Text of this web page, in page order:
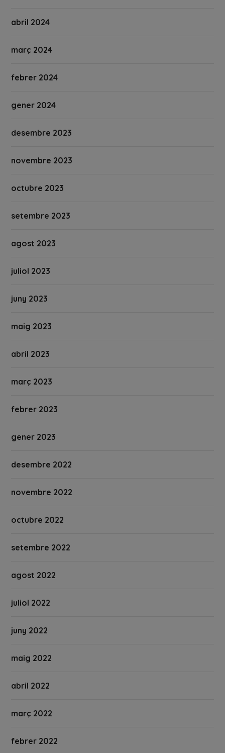
abril 2024
març 2024
febrer 2024
gener 2024
desembre 2023
novembre 2023
octubre 2023
setembre 2023
agost 2023
juliol 2023
juny 2023
maig 2023
abril 2023
març 2023
febrer 2023
gener 2023
desembre 2022
novembre 2022
octubre 2022
setembre 2022
agost 2022
juliol 2022
juny 2022
maig 2022
abril 2022
març 2022
febrer 2022